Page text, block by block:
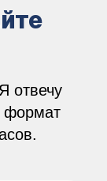
отвечу
формат